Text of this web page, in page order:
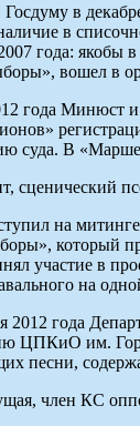
в
в
года: якобы
вошел в
года Минюст и
суда. В
сценический
на
который
участие в
на
2012 года
ЦПКиО им.
песни,
член КС